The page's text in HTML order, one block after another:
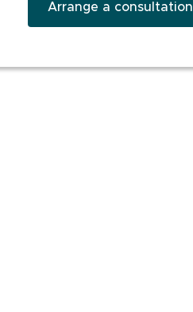
Arrange a consultation